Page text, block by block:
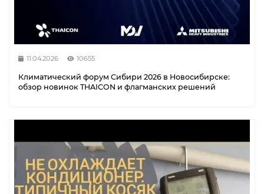
11.04.2026 10655
Климатический форум Сибири 2026 в Новосибирске:
обзор новинок THAICON и флагманских решений